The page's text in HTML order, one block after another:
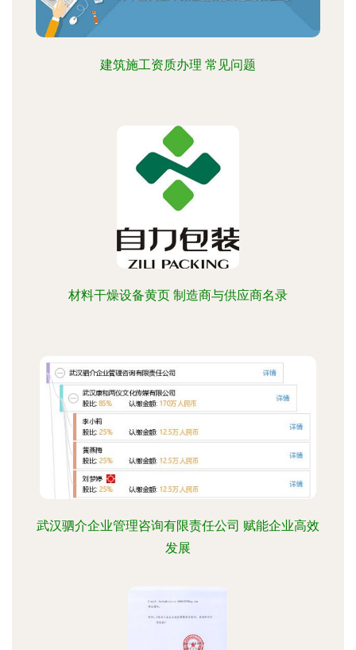
建筑施工资质办理 常见问题
材料干燥设备黄页 制造商与供应商名录
武汉驷介企业管理咨询有限责任公司 赋能企业高效
发展